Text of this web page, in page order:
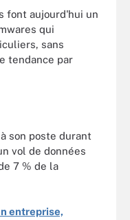
font aujourd'hui un
qui
sans
tendance par
son poste durant
vol de données
7 % de la
entreprise,